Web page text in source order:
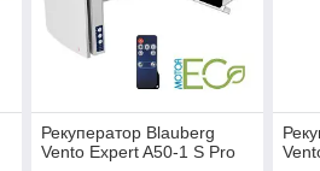
Рекуператор Blauberg
Vento Expert A50-1 S Pro